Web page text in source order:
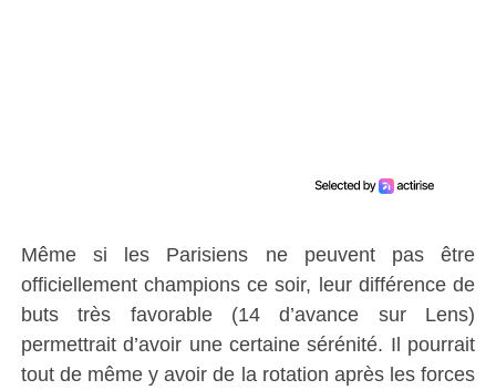
Même si les Parisiens ne peuvent pas être
officiellement champions ce soir, leur différence de
buts très favorable (14 d’avance sur Lens)
permettrait d’avoir une certaine sérénité. Il pourrait
tout de même y avoir de la rotation après les forces